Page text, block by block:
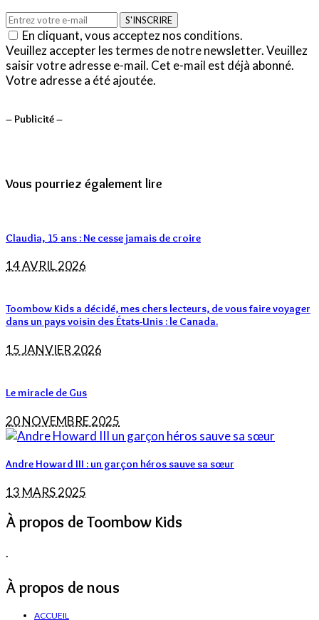
S'INSCRIRE
En cliquant, vous acceptez nos conditions.
Veuillez accepter les termes de notre newsletter.Veuillez
saisir votre adresse e-mail. Cet e-mail est déjà abonné.
Votre adresse a été ajoutée.
– Publicité –
Vous pourriez également lire
Claudia, 15 ans : Ne cesse jamais de croire
14 AVRIL 2026
Toombow Kids a décidé, mes chers lecteurs, de vous faire voyager
dans un pays voisin des États-Unis : le Canada.
15 JANVIER 2026
Le miracle de Gus
20 NOVEMBRE 2025
Andre Howard III : un garçon héros sauve sa sœur
13 MARS 2025
À propos de Toombow Kids
.
À propos de nous
ACCUEIL